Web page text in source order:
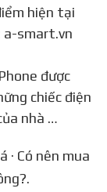
hiện tại
a-smart.vn
được
chiếc điện
nhà …
· Có nên mua